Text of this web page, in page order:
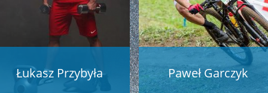
Czytaj więcej
Łukasz Przybyła Czytaj więcej
Paweł Garczyk